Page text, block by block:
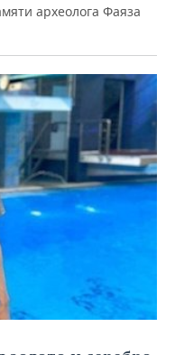
археолога Фаяза